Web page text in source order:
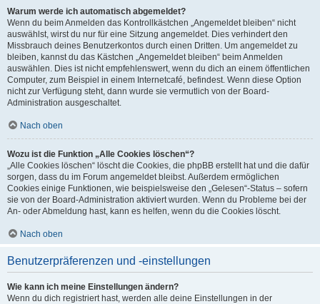
Warum werde ich automatisch abgemeldet?
Wenn du beim Anmelden das Kontrollkästchen „Angemeldet bleiben“ nicht
auswählst, wirst du nur für eine Sitzung angemeldet. Dies verhindert den
Missbrauch deines Benutzerkontos durch einen Dritten. Um angemeldet zu
bleiben, kannst du das Kästchen „Angemeldet bleiben“ beim Anmelden
auswählen. Dies ist nicht empfehlenswert, wenn du dich an einem öffentlichen
Computer, zum Beispiel in einem Internetcafé, befindest. Wenn diese Option
nicht zur Verfügung steht, dann wurde sie vermutlich von der Board-
Administration ausgeschaltet.
Nach oben
Wozu ist die Funktion „Alle Cookies löschen“?
„Alle Cookies löschen“ löscht die Cookies, die phpBB erstellt hat und die dafür
sorgen, dass du im Forum angemeldet bleibst. Außerdem ermöglichen
Cookies einige Funktionen, wie beispielsweise den „Gelesen“-Status – sofern
sie von der Board-Administration aktiviert wurden. Wenn du Probleme bei der
An- oder Abmeldung hast, kann es helfen, wenn du die Cookies löscht.
Nach oben
Benutzerpräferenzen und -einstellungen
Wie kann ich meine Einstellungen ändern?
Wenn du dich registriert hast, werden alle deine Einstellungen in der